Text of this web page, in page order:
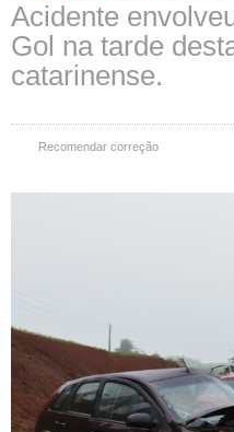
Acidente
Gol na tarde
catarinense.
Recomendar correção